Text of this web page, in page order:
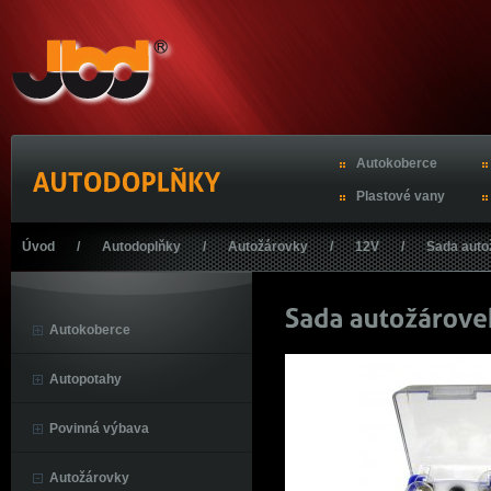
Autokoberce
Plastové vany
Úvod / Autodoplňky / Autožárovky / 12V / Sada
Autokoberce
Autopotahy
Povinná výbava
Autožárovky